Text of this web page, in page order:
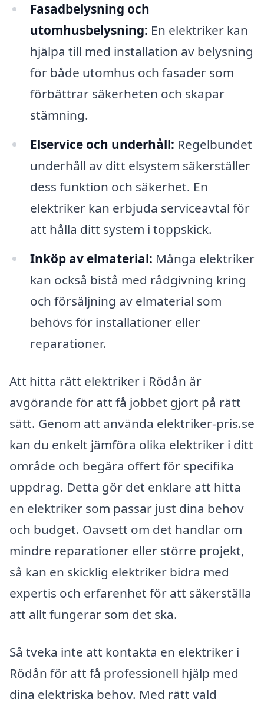
Fasadbelysning och
utomhusbelysning: En elektriker kan
hjälpa till med installation av belysning
för både utomhus och fasader som
förbättrar säkerheten och skapar
stämning.
Elservice och underhåll: Regelbundet
underhåll av ditt elsystem säkerställer
dess funktion och säkerhet. En
elektriker kan erbjuda serviceavtal för
att hålla ditt system i toppskick.
Inköp av elmaterial: Många elektriker
kan också bistå med rådgivning kring
och försäljning av elmaterial som
behövs för installationer eller
reparationer.
Att hitta rätt elektriker i Rödån är
avgörande för att få jobbet gjort på rätt
sätt. Genom att använda elektriker-pris.se
kan du enkelt jämföra olika elektriker i ditt
område och begära offert för specifika
uppdrag. Detta gör det enklare att hitta
en elektriker som passar just dina behov
och budget. Oavsett om det handlar om
mindre reparationer eller större projekt,
så kan en skicklig elektriker bidra med
expertis och erfarenhet för att säkerställa
att allt fungerar som det ska.
Så tveka inte att kontakta en elektriker i
Rödån för att få professionell hjälp med
dina elektriska behov. Med rätt vald